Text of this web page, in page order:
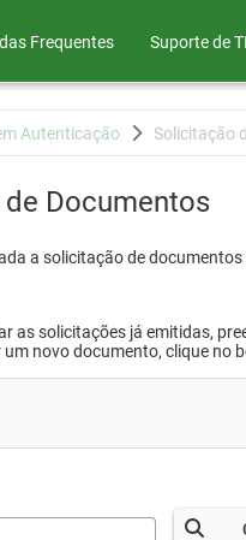
Frequentes Suporte de TI
Autenticação Solicitação
Documentos
a solicitação de
as solicitações já emitidas,
novo documento, clique no